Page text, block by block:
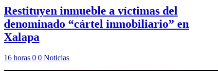
Restituyen inmueble a víctimas del
denominado “cártel inmobiliario” en
Xalapa
16 horas 0 0 Noticias